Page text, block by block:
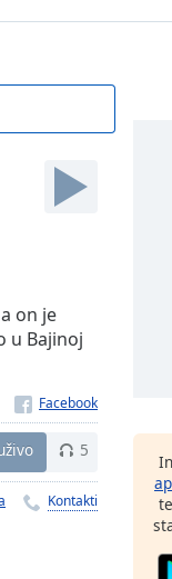
on je
u Bajinoj
5
Kontakti